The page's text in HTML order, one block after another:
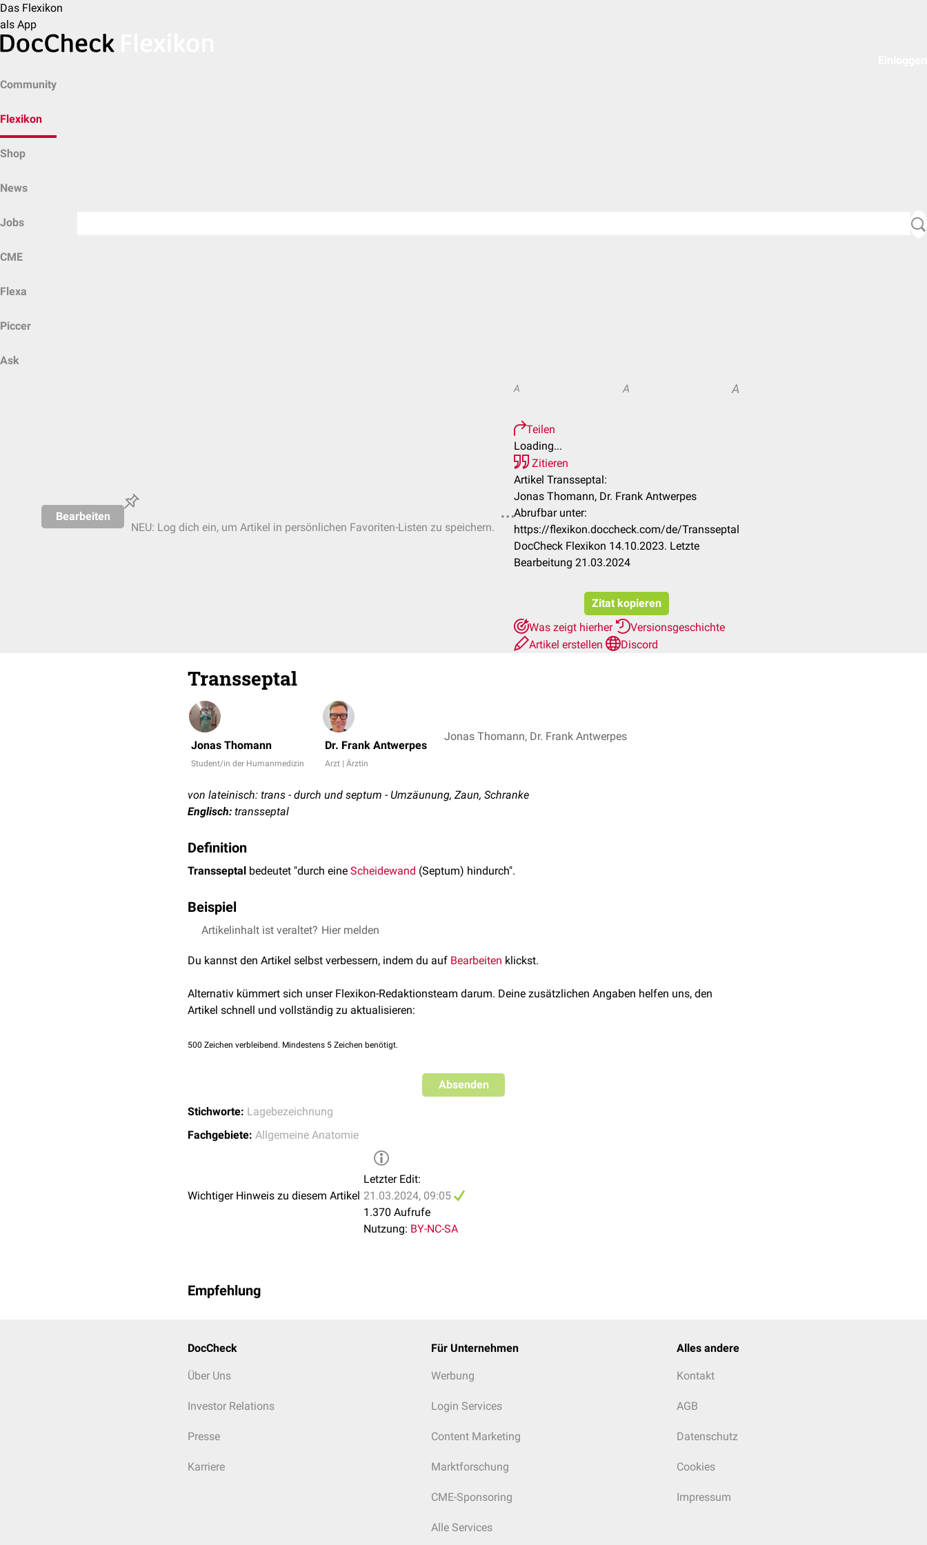
Das Flexikon
als App
Community
Flexikon
Shop
News
Jobs
CME
Flexa
Piccer
Ask
Bearbeiten
NEU: Log dich ein, um Artikel in persönlichen Favoriten-Listen zu speichern.
A A A
Teilen
Loading...
Zitieren
Artikel Transseptal:
Jonas Thomann, Dr. Frank Antwerpes
Abrufbar unter:
https://flexikon.doccheck.com/de/Transseptal
DocCheck Flexikon 14.10.2023. Letzte
Bearbeitung 21.03.2024
Zitat kopieren
Was zeigt hierher
Versionsgeschichte
Artikel erstellen
Discord
Transseptal
Jonas Thomann
Student/in der Humanmedizin
Dr. Frank Antwerpes
Arzt | Ärztin
Jonas Thomann, Dr. Frank Antwerpes
von lateinisch: trans - durch und septum - Umzäunung, Zaun, Schranke
Englisch: transseptal
Definition
Transseptal bedeutet "durch eine Scheidewand (Septum) hindurch".
Beispiel
Transseptale Nadel
Artikelinhalt ist veraltet? Hier melden
Du kannst den Artikel selbst verbessern, indem du auf Bearbeiten klickst.
Alternativ kümmert sich unser Flexikon-Redaktionsteam darum. Deine zusätzlichen Angaben helfen uns, den
Artikel schnell und vollständig zu aktualisieren:
500 Zeichen verbleibend. Mindestens 5 Zeichen benötigt.
Absenden
Stichworte: Lagebezeichnung
Fachgebiete: Allgemeine Anatomie
Wichtiger Hinweis zu diesem Artikel
Letzter Edit:
21.03.2024, 09:05
1.370 Aufrufe
Nutzung: BY-NC-SA
Empfehlung
DocCheck
Über Uns
Investor Relations
Presse
Karriere
Für Unternehmen
Werbung
Login Services
Content Marketing
Marktforschung
CME-Sponsoring
Alle Services
Alles andere
Kontakt
AGB
Datenschutz
Cookies
Impressum